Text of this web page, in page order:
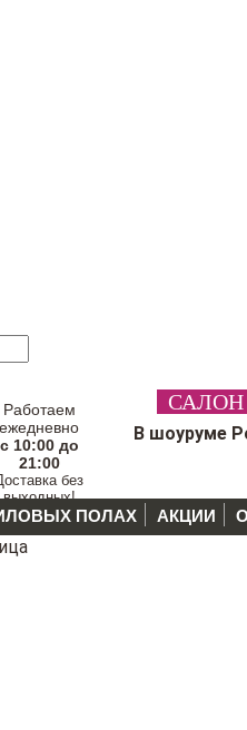
Работаем
ежедневно
с 10:00 до
21:00
без
выходных!
В шоуруме
ПОЛАХ АКЦИИ